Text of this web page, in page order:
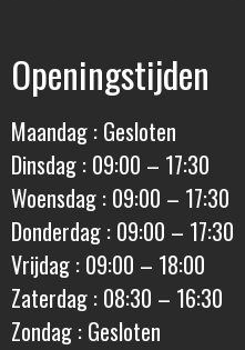
Openingstijden
Maandag : Gesloten
Dinsdag : 09:00 – 17:30
Woensdag : 09:00 – 17:30
Donderdag : 09:00 – 17:30
Vrijdag : 09:00 – 18:00
Zaterdag : 08:30 – 16:30
Zondag : Gesloten